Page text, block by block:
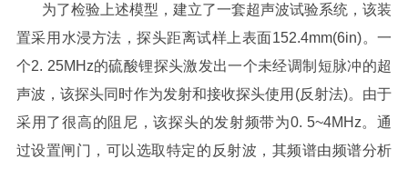
为了检验上述模型，建立了一套超声波试验系统，该装
置采用水浸方法，探头距离试样上表面152.4mm(6in)。一
个2. 25MHz的硫酸锂探头激发出一个未经调制短脉冲的超
声波，该探头同时作为发射和接收探头使用(反射法)。由于
采用了很高的阻尼，该探头的发射频带为0. 5~4MHz。通
过设置闸门，可以选取特定的反射波，其频谱由频谱分析